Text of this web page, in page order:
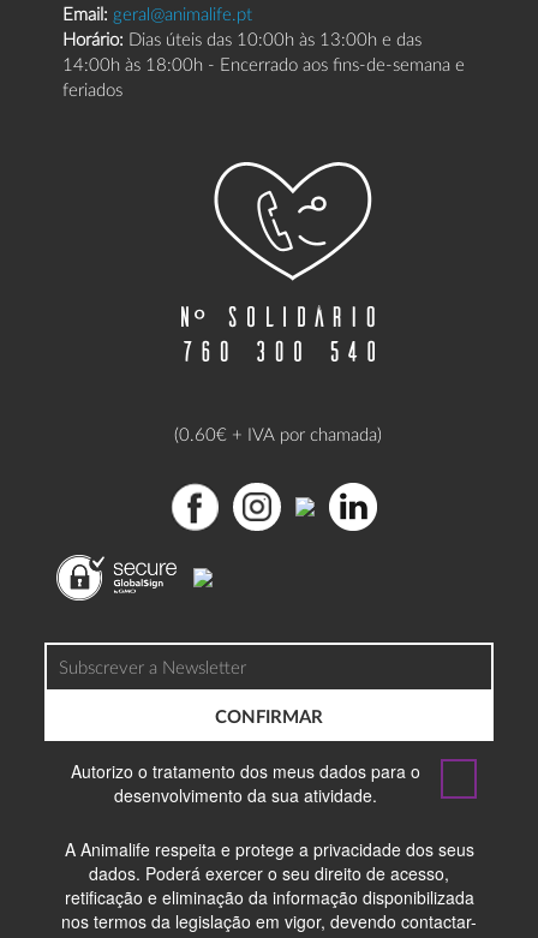
Email: geral@animalife.pt
Horário: Dias úteis das 10:00h às 13:00h e das
14:00h às 18:00h - Encerrado aos fins-de-semana e
feriados
(0.60€ + IVA por chamada)
CONFIRMAR
Autorizo o tratamento dos meus dados para o
desenvolvimento da sua atividade.
A Animalife respeita e protege a privacidade dos seus
dados. Poderá exercer o seu direito de acesso,
retificação e eliminação da informação disponibilizada
nos termos da legislação em vigor, devendo contactar-